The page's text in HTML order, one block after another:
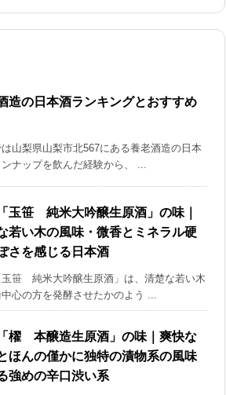
造の日本酒ランキングとおすすめ
は山梨県山梨市北567にある養老酒造の日本
ナップを飲んだ経験から、 ...
玉笹 純米大吟醸生原酒」の味｜
若い木の風味・微香とミネラル硬
さを感じる日本酒
玉笹 純米大吟醸生原酒」は、清楚な若い木
心の方を発酵させたかのよう ...
櫂 本醸造生原酒」の味｜爽快な
ほんの僅かに独特の漬物系の風味
強めの辛口渋い系